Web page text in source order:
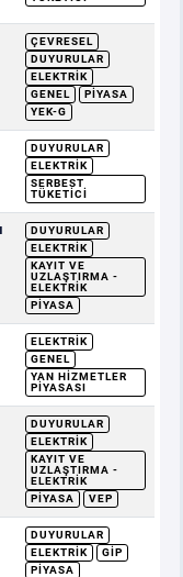
ÇEVRESEL
DUYURULAR
ELEKTRIK
GENEL
PIYASA
YEK-G
DUYURULAR
ELEKTRIK
SERBEST
TÜKETICI
DUYURULAR
ELEKTRIK
KAYIT VE
UZLAŞTIRMA -
ELEKTRIK
PIYASA
ELEKTRIK
GENEL
YAN HIZMETLER
PIYASASI
DUYURULAR
ELEKTRIK
KAYIT VE
UZLAŞTIRMA -
ELEKTRIK
PIYASA
VEP
DUYURULAR
ELEKTRIK
GİP
PIYASA